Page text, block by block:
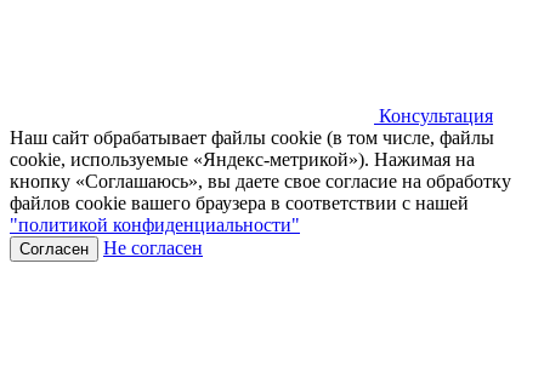
Консультация
Наш сайт обрабатывает файлы cookie (в том числе, файлы
cookie, используемые «Яндекс-метрикой»). Нажимая на
кнопку «Соглашаюсь», вы даете свое согласие на обработку
файлов cookie вашего браузера в соответствии с нашей
"политикой конфиденциальности"
Согласен Не согласен